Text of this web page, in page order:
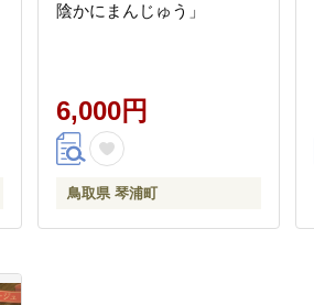
陰かにまんじゅう」
6,000円
鳥取県 琴浦町